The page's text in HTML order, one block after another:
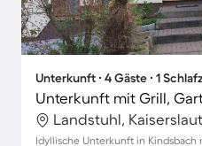
Unterkunft ∙ 4 Gäste ∙ 1
Landstuhl,
Idyllische Unterkunft in